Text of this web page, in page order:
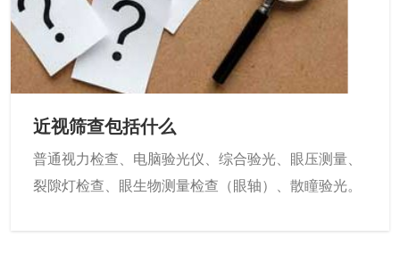
近视筛查包括什么
普通视力检查、电脑验光仪、综合验光、眼压测量、
裂隙灯检查、眼生物测量检查（眼轴）、散瞳验光。